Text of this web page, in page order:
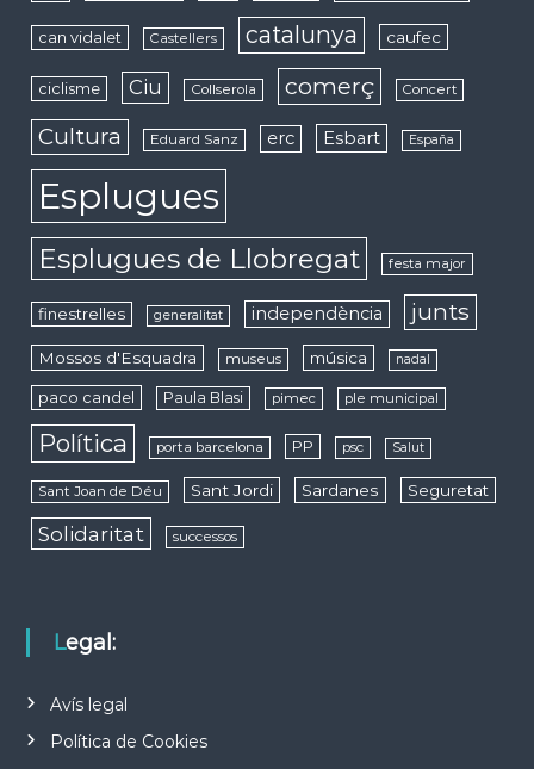
can vidalet Castellers catalunya caufec
ciclisme Ciu Collserola comerç Concert
Cultura Eduard Sanz erc Esbart España
Esplugues
Esplugues de Llobregat festa major
finestrelles generalitat independència junts
Mossos d'Esquadra museus música nadal
paco candel Paula Blasi pimec ple municipal
Política porta barcelona PP psc Salut
Sant Joan de Déu Sant Jordi Sardanes Seguretat
Solidaritat successos
Legal:
Avís legal
Política de Cookies